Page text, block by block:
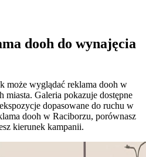
dooh do wynajęcia
może wyglądać reklama dooh w
Galeria pokazuje dostępne
dopasowane do ruchu w
dooh w Raciborzu, porównasz
kierunek kampanii.